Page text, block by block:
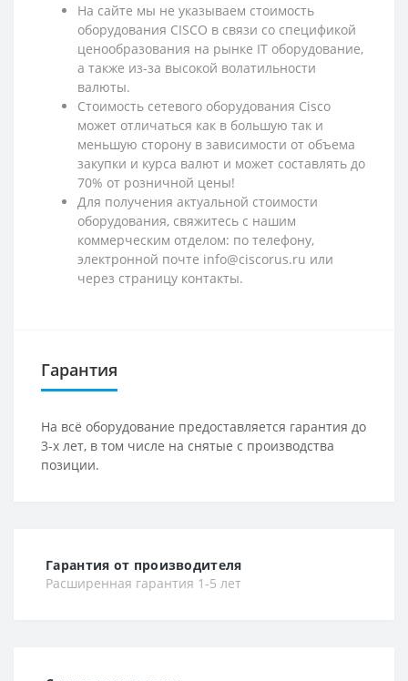
На сайте мы не указываем стоимость
оборудования CISCO в связи со спецификой
ценообразования на рынке IT оборудование,
а также из-за высокой волатильности
валюты.
Стоимость сетевого оборудования Cisco
может отличаться как в большую так и
меньшую сторону в зависимости от объема
закупки и курса валют и может составлять до
70% от розничной цены!
Для получения актуальной стоимости
оборудования, свяжитесь с нашим
коммерческим отделом: по телефону,
электронной почте info@ciscorus.ru или
через страницу контакты.
Гарантия
На всё оборудование предоставляется гарантия до
3-х лет, в том числе на снятые с производства
позиции.
Гарантия от производителя
Расширенная гарантия 1-5 лет